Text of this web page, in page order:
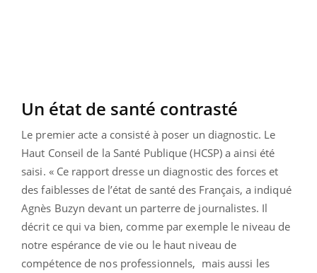
Un état de santé contrasté
Le premier acte a consisté à poser un diagnostic. Le
Haut Conseil de la Santé Publique (HCSP) a ainsi été
saisi. « Ce rapport dresse un diagnostic des forces et
des faiblesses de l’état de santé des Français, a indiqué
Agnès Buzyn devant un parterre de journalistes. Il
décrit ce qui va bien, comme par exemple le niveau de
notre espérance de vie ou le haut niveau de
compétence de nos professionnels, mais aussi les